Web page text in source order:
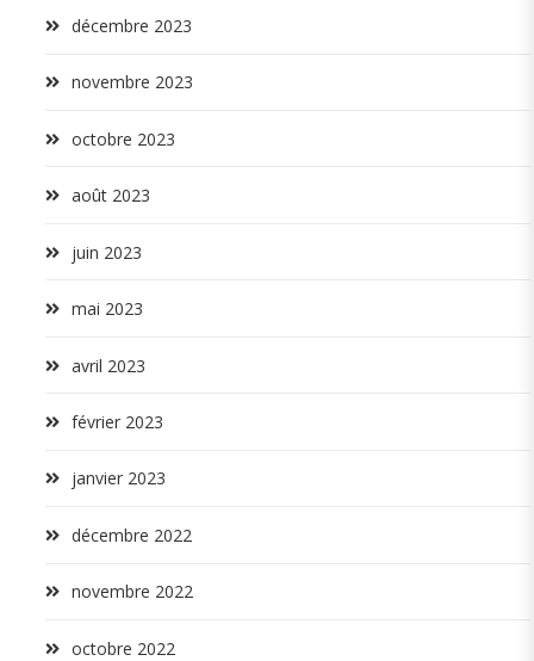
décembre 2023
novembre 2023
octobre 2023
août 2023
juin 2023
mai 2023
avril 2023
février 2023
janvier 2023
décembre 2022
novembre 2022
octobre 2022